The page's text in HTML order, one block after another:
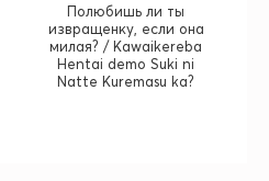
Полюбишь ли ты
извращенку, если она
милая? / Kawaikereba
Hentai demo Suki ni
Natte Kuremasu ka?